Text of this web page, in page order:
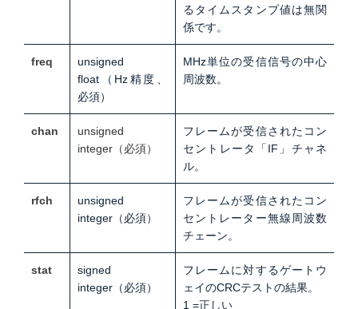
るタイムスタンプ値は無関
係です。
freq
unsigned
float（ Hz精度、
必須）
MHz単位の受信信号の中心
周波数。
chan
unsigned
integer （必須）
フレームが受信されたコン
セントレータ「IF」チャネ
ル。
rfch
unsigned
integer （必須）
フレームが受信されたコン
セントレーター無線周波数
チェーン。
stat
signed
integer （必須）
フレームに対するゲートウ
ェイのCRCテストの結果。
1 =正しい